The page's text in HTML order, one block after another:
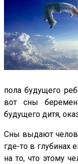
пола будущего
вот сны
будущего дитя,
Сны выдают
где-то в глубинах
на то, что этому